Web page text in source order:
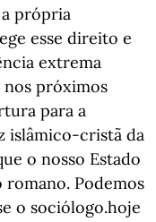
própria
esse direito e
extrema
nos próximos
para a
islâmico-cristã da
o nosso Estado
Podemos
o sociólogo.hoje